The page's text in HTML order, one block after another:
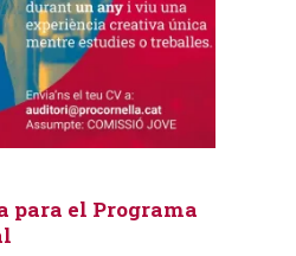
para el Programa